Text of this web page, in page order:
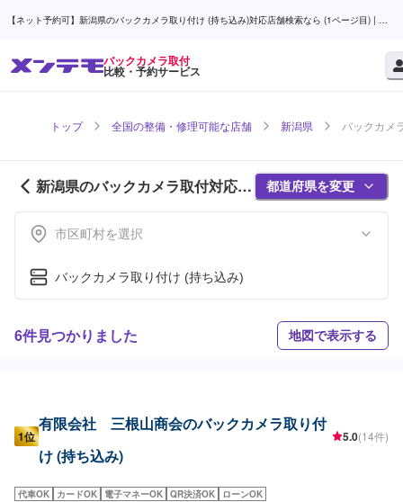
【ネット予約可】新潟県のバックカメラ取り付け (持ち込み)対応店舗検索なら (1ページ目) | メ
バックカメラ取付
比較・予約サービス
トップ 全国の整備・修理可能な店舗 新潟県 バックカメ
新潟県のバックカメラ取付対応店
舗紹介 (1ページ目)
都道府県を変更
市区町村を選択
バックカメラ取り付け (持ち込み)
6件見つかりました 地図で表示する
1位
有限会社 三根山商会のバックカメラ取り付
け (持ち込み)
5.0(14件)
代車OK カードOK 電子マネーOK QR決済OK ローンOK